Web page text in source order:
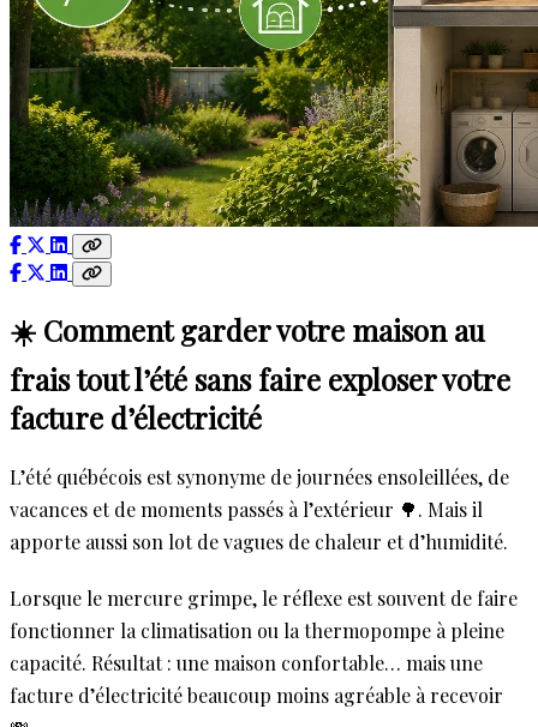
☀️ Comment garder votre maison au
frais tout l’été sans faire exploser votre
facture d’électricité
L’été québécois est synonyme de journées ensoleillées, de
vacances et de moments passés à l’extérieur 🌳. Mais il
apporte aussi son lot de vagues de chaleur et d’humidité.
Lorsque le mercure grimpe, le réflexe est souvent de faire
fonctionner la climatisation ou la thermopompe à pleine
capacité. Résultat : une maison confortable… mais une
facture d’électricité beaucoup moins agréable à recevoir